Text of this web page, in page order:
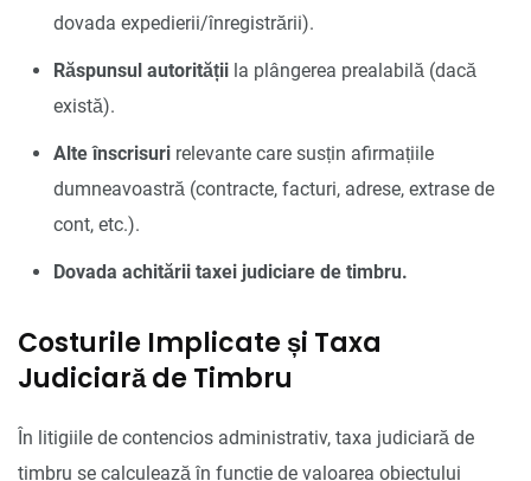
dovada expedierii/înregistrării).
Răspunsul autorității la plângerea prealabilă (dacă
există).
Alte înscrisuri relevante care susțin afirmațiile
dumneavoastră (contracte, facturi, adrese, extrase de
cont, etc.).
Dovada achitării taxei judiciare de timbru.
Costurile Implicate și Taxa
Judiciară de Timbru
În litigiile de contencios administrativ, taxa judiciară de
timbru se calculează în funcție de valoarea obiectului